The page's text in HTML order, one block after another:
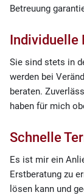
Betreuung
Individuelle
Sie sind stets in
werden bei
beraten.
haben für mich
Schnelle
Es ist mir ein
Erstberatung zu
lösen kann und